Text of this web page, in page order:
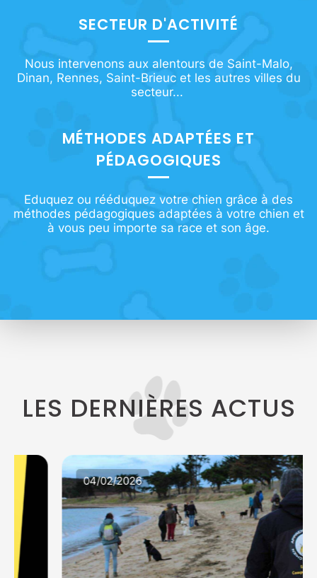
SECTEUR D'ACTIVITÉ
Nous intervenons aux alentours de Saint-Malo,
Dinan, Rennes, Saint-Brieuc et les autres villes du
secteur...
MÉTHODES ADAPTÉES ET
PÉDAGOGIQUES
Eduquez ou rééduquez votre chien grâce à des
méthodes pédagogiques adaptées à votre chien et
à vous peu importe sa race et son âge.
LES DERNIÈRES ACTUS
04/02/2026